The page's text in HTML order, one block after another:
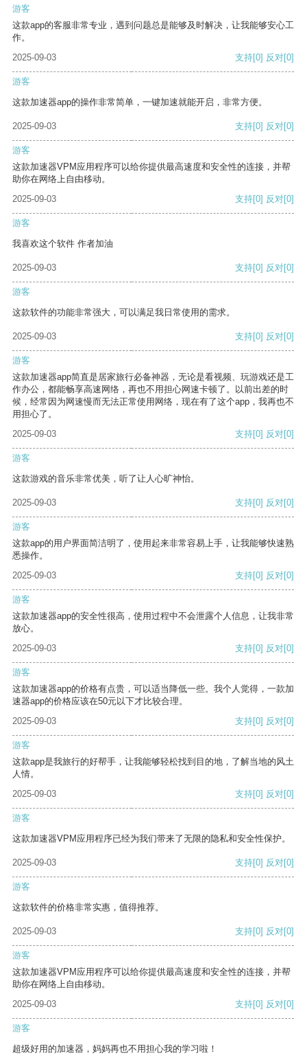
游客
这款app的客服非常专业，遇到问题总是能够及时解决，让我能够安心工
作。
2025-09-03
支持[0] 反对[0]
游客
这款加速器app的操作非常简单，一键加速就能开启，非常方便。
2025-09-03 支持[0] 反对[0]
游客
这款加速器VPM应用程序可以给你提供最高速度和安全性的连接，并帮
助你在网络上自由移动。
2025-09-03
支持[0] 反对[0]
游客
我喜欢这个软件 作者加油
2025-09-03 支持[0] 反对[0]
游客
这款软件的功能非常强大，可以满足我日常使用的需求。
2025-09-03 支持[0] 反对[0]
游客
这款加速器app简直是居家旅行必备神器，无论是看视频、玩游戏还是工
作办公，都能畅享高速网络，再也不用担心网速卡顿了。以前出差的时
候，经常因为网速慢而无法正常使用网络，现在有了这个app，我再也不
用担心了。
2025-09-03
支持[0] 反对[0]
游客
这款游戏的音乐非常优美，听了让人心旷神怡。
2025-09-03 支持[0] 反对[0]
游客
这款app的用户界面简洁明了，使用起来非常容易上手，让我能够快速熟
悉操作。
2025-09-03
支持[0] 反对[0]
游客
这款加速器app的安全性很高，使用过程中不会泄露个人信息，让我非常
放心。
2025-09-03
支持[0] 反对[0]
游客
这款加速器app的价格有点贵，可以适当降低一些。我个人觉得，一款加
速器app的价格应该在50元以下才比较合理。
2025-09-03
支持[0] 反对[0]
游客
这款app是我旅行的好帮手，让我能够轻松找到目的地，了解当地的风土
人情。
2025-09-03
支持[0] 反对[0]
游客
这款加速器VPM应用程序已经为我们带来了无限的隐私和安全性保护。
2025-09-03 支持[0] 反对[0]
游客
这款软件的价格非常实惠，值得推荐。
2025-09-03 支持[0] 反对[0]
游客
这款加速器VPM应用程序可以给你提供最高速度和安全性的连接，并帮
助你在网络上自由移动。
2025-09-03
支持[0] 反对[0]
游客
超级好用的加速器，妈妈再也不用担心我的学习啦！